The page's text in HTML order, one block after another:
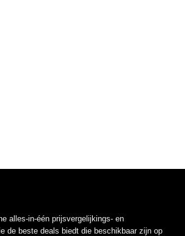
alles-in-één prijsvergelijkings- en
de beste deals biedt die beschikbaar zijn op